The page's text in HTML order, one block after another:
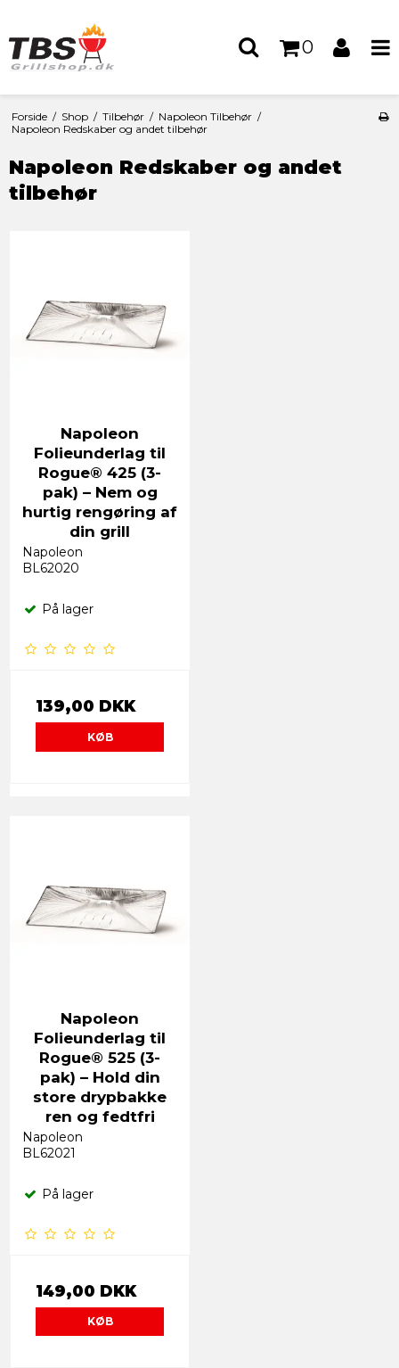
0
Forside / Shop / Tilbehør / Napoleon Tilbehør /
Napoleon Redskaber og andet tilbehør
Napoleon Redskaber og andet
tilbehør
Napoleon
Folieunderlag til
Rogue® 425 (3-
pak) – Nem og
hurtig rengøring af
din grill
Napoleon
BL62020
På lager
139,00 DKK
KØB
Napoleon
Folieunderlag til
Rogue® 525 (3-
pak) – Hold din
store drypbakke
ren og fedtfri
Napoleon
BL62021
På lager
149,00 DKK
KØB